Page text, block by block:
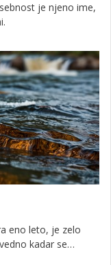
je njeno ime,
eno leto, je zelo
kadar se